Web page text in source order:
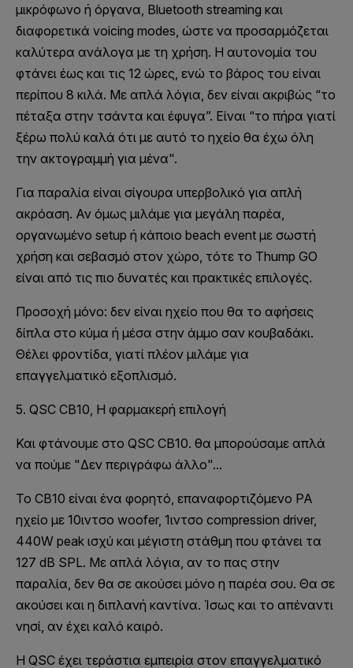
μικρόφωνο ή όργανα, Bluetooth streaming και
διαφορετικά voicing modes, ώστε να προσαρμόζεται
καλύτερα ανάλογα με τη χρήση. Η αυτονομία του
φτάνει έως και τις 12 ώρες, ενώ το βάρος του είναι
περίπου 8 κιλά. Με απλά λόγια, δεν είναι ακριβώς “το
πέταξα στην τσάντα και έφυγα”. Είναι “το πήρα γιατί
ξέρω πολύ καλά ότι με αυτό το ηχείο θα έχω όλη
την ακτογραμμή για μένα".
Για παραλία είναι σίγουρα υπερβολικό για απλή
ακρόαση. Αν όμως μιλάμε για μεγάλη παρέα,
οργανωμένο setup ή κάποιο beach event με σωστή
χρήση και σεβασμό στον χώρο, τότε το Thump GO
είναι από τις πιο δυνατές και πρακτικές επιλογές.
Προσοχή μόνο: δεν είναι ηχείο που θα το αφήσεις
δίπλα στο κύμα ή μέσα στην άμμο σαν κουβαδάκι.
Θέλει φροντίδα, γιατί πλέον μιλάμε για
επαγγελματικό εξοπλισμό.
5. QSC CB10, Η φαρμακερή επιλογή
Και φτάνουμε στο QSC CB10. θα μπορούσαμε απλά
να πούμε "Δεν περιγράφω άλλο"...
Το CB10 είναι ένα φορητό, επαναφορτιζόμενο PA
ηχείο με 10ιντσο woofer, 1ιντσο compression driver,
440W peak ισχύ και μέγιστη στάθμη που φτάνει τα
127 dB SPL. Με απλά λόγια, αν το πας στην
παραλία, δεν θα σε ακούσει μόνο η παρέα σου. Θα σε
ακούσει και η διπλανή καντίνα. Ίσως και το απέναντι
νησί, αν έχει καλό καιρό.
Η QSC έχει τεράστια εμπειρία στον επαγγελματικό